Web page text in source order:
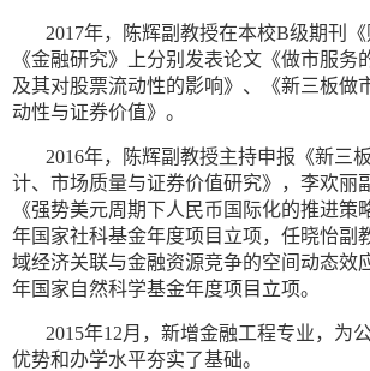
2017年，陈辉副教授在本校B级期刊
《金融研究》上分别发表论文《做市服务
及其对股票流动性的影响》、《新三板做
动性与证券价值》。
2016年，陈辉副教授主持申报《新三
计、市场质量与证券价值研究》，李欢丽
《强势美元周期下人民币国际化的推进策
年国家社科基金年度项目立项，任晓怡副
域经济关联与金融资源竞争的空间动态效
年国家自然科学基金年度项目立项。
2015年12月，新增金融工程专业，为
优势和办学水平夯实了基础。